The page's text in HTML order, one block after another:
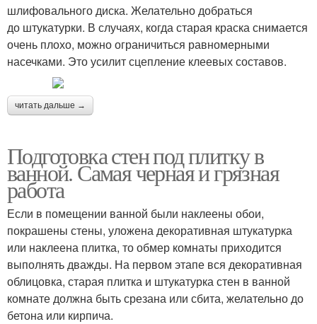
шлифовального диска. Желательно добраться
до штукатурки. В случаях, когда старая краска снимается
очень плохо, можно ограничиться равномерными
насечками. Это усилит сцепление клеевых составов.
читать дальше →
Подготовка стен под плитку в
ванной. Самая черная и грязная
работа
Если в помещении ванной были наклеены обои,
покрашены стены, уложена декоративная штукатурка
или наклеена плитка, то обмер комнаты приходится
выполнять дважды. На первом этапе вся декоративная
облицовка, старая плитка и штукатурка стен в ванной
комнате должна быть срезана или сбита, желательно до
бетона или кирпича.